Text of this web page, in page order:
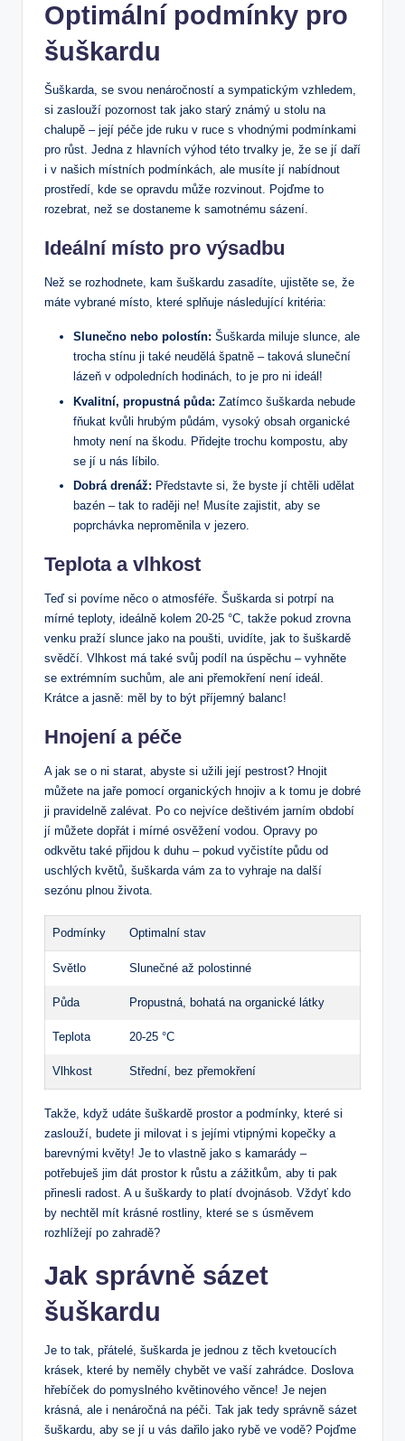
Optimální podmínky pro
šuškardu
Šuškarda, se svou nenáročností a sympatickým vzhledem,
si zaslouží pozornost tak jako starý známý u stolu na
chalupě – její péče jde ruku v ruce s vhodnými podmínkami
pro růst. Jedna z hlavních výhod této trvalky je, že se jí daří
i v našich místních podmínkách, ale musíte jí nabídnout
prostředí, kde se opravdu může rozvinout. Pojďme to
rozebrat, než se dostaneme k samotnému sázení.
Ideální místo pro výsadbu
Než se rozhodnete, kam šuškardu zasadíte, ujistěte se, že
máte vybrané místo, které splňuje následující kritéria:
Slunečno nebo polostín: Šuškarda miluje slunce, ale
trocha stínu ji také neudělá špatně – taková sluneční
lázeň v odpoledních hodinách, to je pro ni ideál!
Kvalitní, propustná půda: Zatímco šuškarda nebude
fňukat kvůli hrubým půdám, vysoký obsah organické
hmoty není na škodu. Přidejte trochu kompostu, aby
se jí u nás líbilo.
Dobrá drenáž: Představte si, že byste jí chtěli udělat
bazén – tak to raději ne! Musíte zajistit, aby se
poprchávka neproměnila v jezero.
Teplota a vlhkost
Teď si povíme něco o atmosféře. Šuškarda si potrpí na
mírné teploty, ideálně kolem 20-25 °C, takže pokud zrovna
venku praží slunce jako na poušti, uvidíte, jak to šuškardě
svědčí. Vlhkost má také svůj podíl na úspěchu – vyhněte
se extrémním suchům, ale ani přemokření není ideál.
Krátce a jasně: měl by to být příjemný balanc!
Hnojení a péče
A jak se o ni starat, abyste si užili její pestrost? Hnojit
můžete na jaře pomocí organických hnojiv a k tomu je dobré
ji pravidelně zalévat. Po co nejvíce deštivém jarním období
jí můžete dopřát i mírné osvěžení vodou. Opravy po
odkvětu také přijdou k duhu – pokud vyčistíte půdu od
uschlých květů, šuškarda vám za to vyhraje na další
sezónu plnou života.
Podmínky Optimalní stav
Světlo Slunečné až polostinné
Půda Propustná, bohatá na organické látky
Teplota 20-25 °C
Vlhkost Střední, bez přemokření
Takže, když udáte šuškardě prostor a podmínky, které si
zaslouží, budete ji milovat i s jejími vtipnými kopečky a
barevnými květy! Je to vlastně jako s kamarády –
potřebuješ jim dát prostor k růstu a zážitkům, aby ti pak
přinesli radost. A u šuškardy to platí dvojnásob. Vždyť kdo
by nechtěl mít krásné rostliny, které se s úsměvem
rozhlížejí po zahradě?
Jak správně sázet
šuškardu
Je to tak, přátelé, šuškarda je jednou z těch kvetoucích
krásek, které by neměly chybět ve vaší zahrádce. Doslova
hřebíček do pomyslného květinového věnce! Je nejen
krásná, ale i nenáročná na péči. Tak jak tedy správně sázet
šuškardu, aby se jí u vás dařilo jako rybě ve vodě? Pojďme